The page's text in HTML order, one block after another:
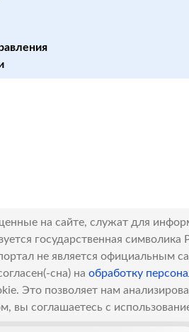
на сайте, служат для
государственная символика
не является официальным
сна) на обработку
Это позволяет нам
вы соглашаетесь с